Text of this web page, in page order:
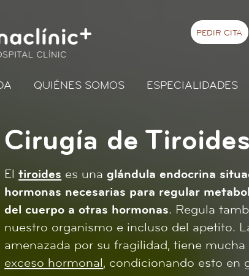
PEDIR CITA
QUIÉNES SOMOS ESPECIALIDADES
Cirugía de Tiroides
Eltiroides es unaglándula endocrina
hormonas necesarias para regular
del cuerpo a otras hormonas. Regula
nuestro organismo e incluso del apetito.
amenazada por su fragilidad, tiene
exceso hormonal, condicionando esto en